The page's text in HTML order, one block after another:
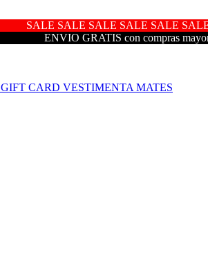
SALE SALE SALE SALE SALE
ENVIO GRATIS con compras
GIFT CARD VESTIMENTA MATES